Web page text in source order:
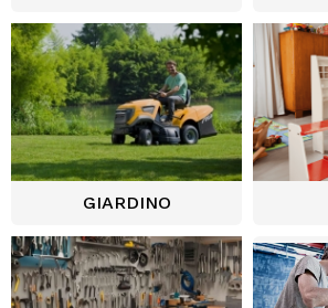
GIARDINO